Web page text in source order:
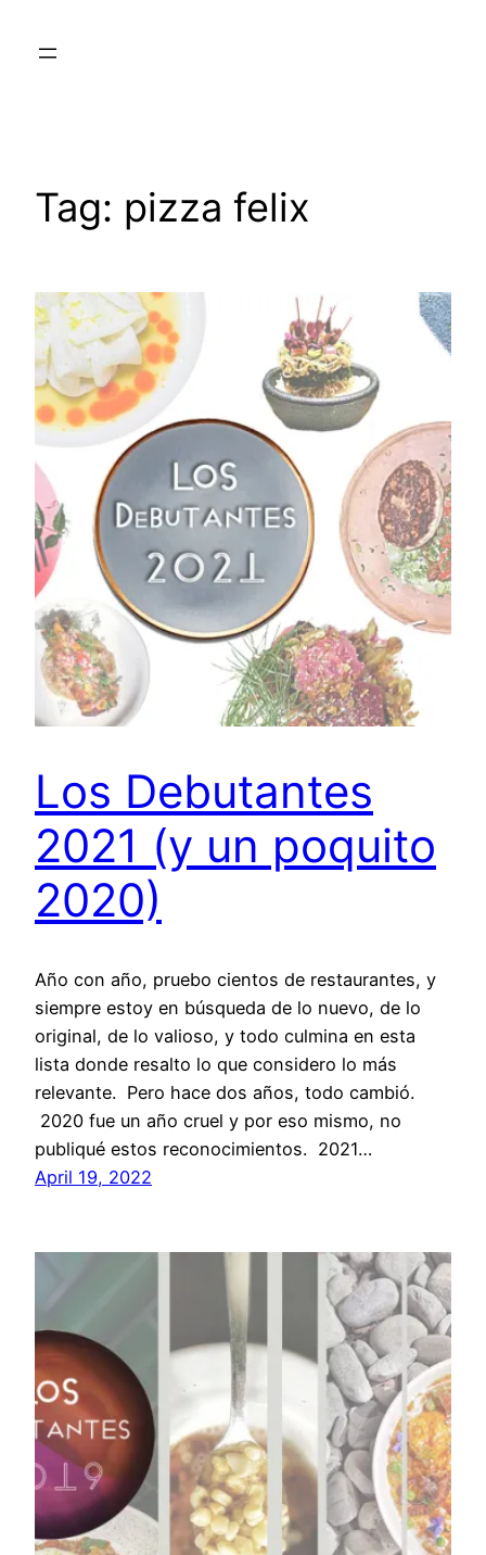
Tag: pizza felix
Los Debutantes
2021 (y un poquito
2020)
Año con año, pruebo cientos de restaurantes, y
siempre estoy en búsqueda de lo nuevo, de lo
original, de lo valioso, y todo culmina en esta
lista donde resalto lo que considero lo más
relevante. Pero hace dos años, todo cambió.
2020 fue un año cruel y por eso mismo, no
publiqué estos reconocimientos. 2021…
April 19, 2022